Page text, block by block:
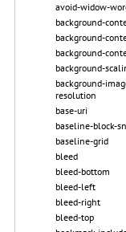
avoid-widow-
background-
background-
background-
background-
background-
resolution
base-uri
baseline-block-
baseline-grid
bleed
bleed-bottom
bleed-left
bleed-right
bleed-top